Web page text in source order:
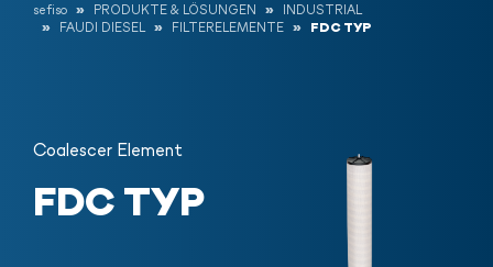
sefiso PRODUKTE & LÖSUNGEN
INDUSTRIAL
FAUDI DIESEL
FILTERELEMENTE FDC TYP
Coalescer Element
FDC TYP